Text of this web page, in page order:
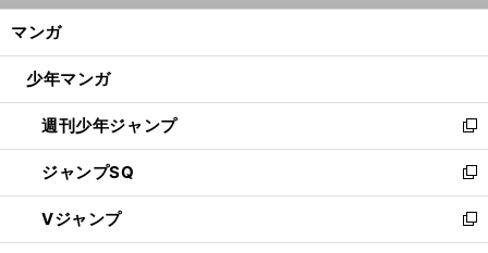
ン
ウ
開
く
マンガ
少年マンガ
週刊少年ジャンプ
新
し
い
ウ
ィ
ン
ジャンプSQ
新
し
い
ウ
Vジャンプ
新
し